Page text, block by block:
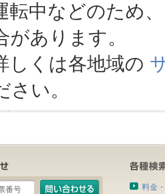
中などのため
があります。
くは各地域の
さい。
料金